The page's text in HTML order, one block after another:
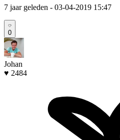
7 jaar geleden - 03-04-2019 15:47
0
Johan
♥ 2484